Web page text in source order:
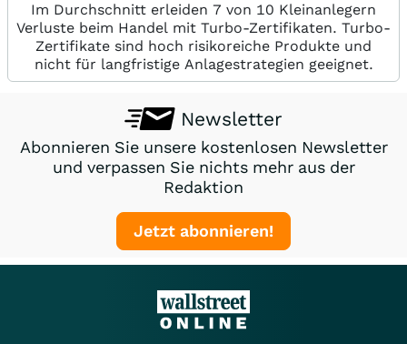
Im Durchschnitt erleiden 7 von 10 Kleinanlegern
Verluste beim Handel mit Turbo-Zertifikaten. Turbo-
Zertifikate sind hoch risikoreiche Produkte und
nicht für langfristige Anlagestrategien geeignet.
Newsletter
Abonnieren Sie unsere kostenlosen Newsletter
und verpassen Sie nichts mehr aus der
Redaktion
Jetzt abonnieren!